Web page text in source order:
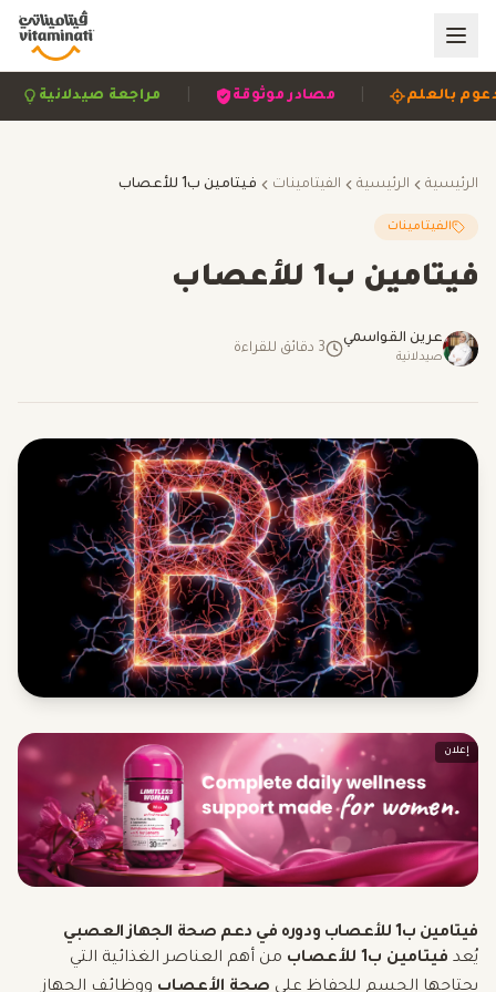
مراجعة صيدلانية | مصادر موثوقة | مدعوم بالعلم
الرئيسية الرئيسية الفيتامينات فيتامين ب1 للأعصاب
الفيتامينات
فيتامين ب1 للأعصاب
عرين القواسمي
صيدلانية
3 دقائق للقراءة
إعلان
فيتامين ب1 للأعصاب ودوره في دعم صحة الجهاز العصبي
يُعد فيتامين ب1 للأعصاب
من أهم العناصر الغذائية التي
يحتاجها الجسم للحفاظ على صحة الأعصاب ووظائف الجهاز